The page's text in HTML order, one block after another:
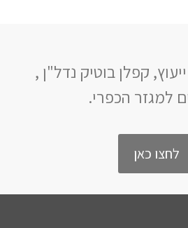
קפלן בוטיק נדל"ן ,
למגזר הכפרי.
לחצו כאן